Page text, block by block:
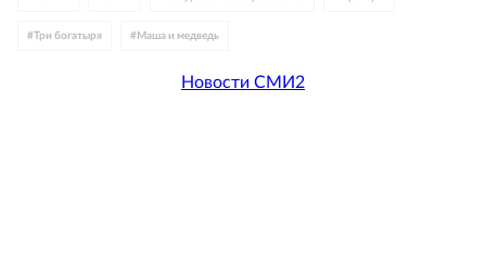
#Три богатыря # Маша и медведь
Новости СМИ2